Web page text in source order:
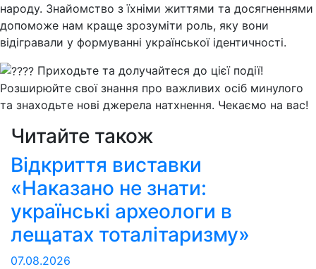
народу. Знайомство з їхніми життями та досягненнями
допоможе нам краще зрозуміти роль, яку вони
відігравали у формуванні української ідентичності.
Приходьте та долучайтеся до цієї події!
Розширюйте свої знання про важливих осіб минулого
та знаходьте нові джерела натхнення. Чекаємо на вас!
Читайте також
Відкриття виставки
«Наказано не знати:
українські археологи в
лещатах тоталітаризму»
07.08.2026